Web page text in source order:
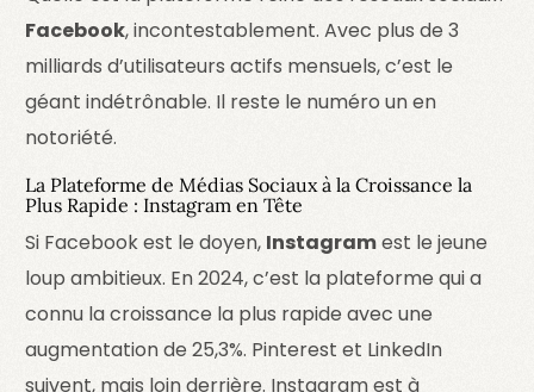
Facebook, incontestablement. Avec plus de 3
milliards d’utilisateurs actifs mensuels, c’est le
géant indétrônable. Il reste le numéro un en
notoriété.
La Plateforme de Médias Sociaux à la Croissance la
Plus Rapide : Instagram en Tête
Si Facebook est le doyen, Instagramest le jeune
loup ambitieux. En 2024, c’est la plateforme qui a
connu la croissance la plus rapide avec une
augmentation de 25,3%. Pinterest et LinkedIn
suivent, mais loin derrière. Instagram est à